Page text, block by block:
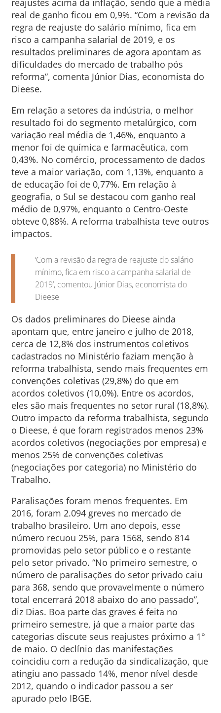
reajustes acima da inflação, sendo que a média
real de ganho ficou em 0,9%. “Com a revisão da
regra de reajuste do salário mínimo, fica em
risco a campanha salarial de 2019, e os
resultados preliminares de agora apontam as
dificuldades do mercado de trabalho pós
reforma”, comenta Júnior Dias, economista do
Dieese.
Em relação a setores da indústria, o melhor
resultado foi do segmento metalúrgico, com
variação real média de 1,46%, enquanto a
menor foi de química e farmacêutica, com
0,43%. No comércio, processamento de dados
teve a maior variação, com 1,13%, enquanto a
de educação foi de 0,77%. Em relação à
geografia, o Sul se destacou com ganho real
médio de 0,97%, enquanto o Centro-Oeste
obteve 0,88%. A reforma trabalhista teve outros
impactos.
‘Com a revisão da regra de reajuste do salário
mínimo, fica em risco a campanha salarial de
2019’, comentou Júnior Dias, economista do
Dieese
Os dados preliminares do Dieese ainda
apontam que, entre janeiro e julho de 2018,
cerca de 12,8% dos instrumentos coletivos
cadastrados no Ministério faziam menção à
reforma trabalhista, sendo mais frequentes em
convenções coletivas (29,8%) do que em
acordos coletivos (10,0%). Entre os acordos,
eles são mais frequentes no setor rural (18,8%).
Outro impacto da reforma trabalhista, segundo
o Dieese, é que foram registrados menos 23%
acordos coletivos (negociações por empresa) e
menos 25% de convenções coletivas
(negociações por categoria) no Ministério do
Trabalho.
Paralisações foram menos frequentes. Em
2016, foram 2.094 greves no mercado de
trabalho brasileiro. Um ano depois, esse
número recuou 25%, para 1568, sendo 814
promovidas pelo setor público e o restante
pelo setor privado. “No primeiro semestre, o
número de paralisações do setor privado caiu
para 368, sendo que provavelmente o número
total encerrará 2018 abaixo do ano passado”,
diz Dias. Boa parte das graves é feita no
primeiro semestre, já que a maior parte das
categorias discute seus reajustes próximo a 1°
de maio. O declínio das manifestações
coincidiu com a redução da sindicalização, que
atingiu ano passado 14%, menor nível desde
2012, quando o indicador passou a ser
apurado pelo IBGE.